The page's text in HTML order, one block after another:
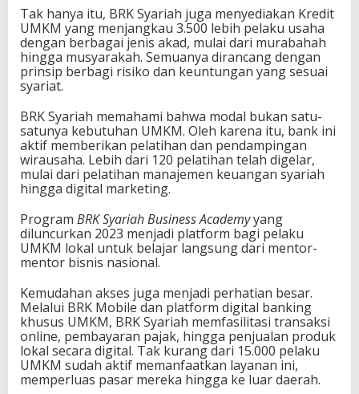
Tak hanya itu, BRK Syariah juga menyediakan Kredit
UMKM yang menjangkau 3.500 lebih pelaku usaha
dengan berbagai jenis akad, mulai dari murabahah
hingga musyarakah. Semuanya dirancang dengan
prinsip berbagi risiko dan keuntungan yang sesuai
syariat.
BRK Syariah memahami bahwa modal bukan satu-
satunya kebutuhan UMKM. Oleh karena itu, bank ini
aktif memberikan pelatihan dan pendampingan
wirausaha. Lebih dari 120 pelatihan telah digelar,
mulai dari pelatihan manajemen keuangan syariah
hingga digital marketing.
Program BRK Syariah Business Academyyang
diluncurkan 2023 menjadi platform bagi pelaku
UMKM lokal untuk belajar langsung dari mentor-
mentor bisnis nasional.
Kemudahan akses juga menjadi perhatian besar.
Melalui BRK Mobile dan platform digital banking
khusus UMKM, BRK Syariah memfasilitasi transaksi
online, pembayaran pajak, hingga penjualan produk
lokal secara digital. Tak kurang dari 15.000 pelaku
UMKM sudah aktif memanfaatkan layanan ini,
memperluas pasar mereka hingga ke luar daerah.